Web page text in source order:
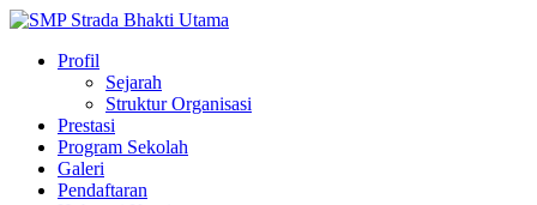
Profil
Sejarah
Struktur Organisasi
Prestasi
Program Sekolah
Galeri
Pendaftaran